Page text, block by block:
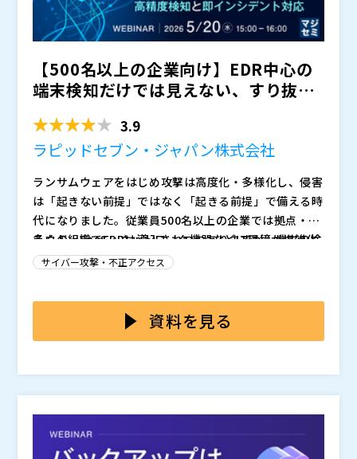
【500名以上の企業向け】EDR中心の
端末検知だけでは見えない、すり抜け
3.9
ラピッドセブン・ジャパン株式会社
ランサムウェアをはじめ攻撃は高度化・多様化し、侵害
は「起きない前提」ではなく「起きる前提」で備える時
代になりました。従業員500名以上の企業では拠点・ク
ラウド・SaaS・ネットワーク機器などIT環境が複雑化
し、各ツールの検知を個別に追うだけでは全体像が見え
す。受け身の対応から一歩進め、自社環境の情報を元に
した予測を元に攻撃者の次の一手を見越して防御を先に
mptive Cybersecurity」の考え方が、事業継続と説明
責任の観点から重要度を増しています。
多くの組織でEDRは導入されつつありますが、端末の検
知を起点にした監視設計では、ネットワークや認証、ク
りこぼすリスクが残ります。さらにアラートが増えるほ
ど優先順位付けや一次調査に工数が吸われ、夜間休日や
で、検知しても次の一手が遅れやすくなります。結果と
して「導入したのに活かしきれない」「複数サービスの
重複でコストが膨らむ」といった運用課題に直結しま
す。
SIEMを核にネットワーク等を含む“環境全体”のログを
相関分析して、断片的な兆候を一つの攻撃の流れとして
あらゆる情報を根拠にできるため検知の精度を高めやす
く、判断が速くなることで初動のスピードも上げやすい
点が特徴であり、Rapid7のSOCが24時間体制で監視・
検知・対応を支援することで、検知したら即インシデン
ト対応へつなぐ「垣根のない運用」を現場で回る形に落
株式会社オープンソース活用研究所（）
マジセミ株式会社（）
※共催、協賛、協力、講演企業は将来的に追加、削除さ
れる可能性があります。
サイバー攻撃・不正アクセス
資料を見る